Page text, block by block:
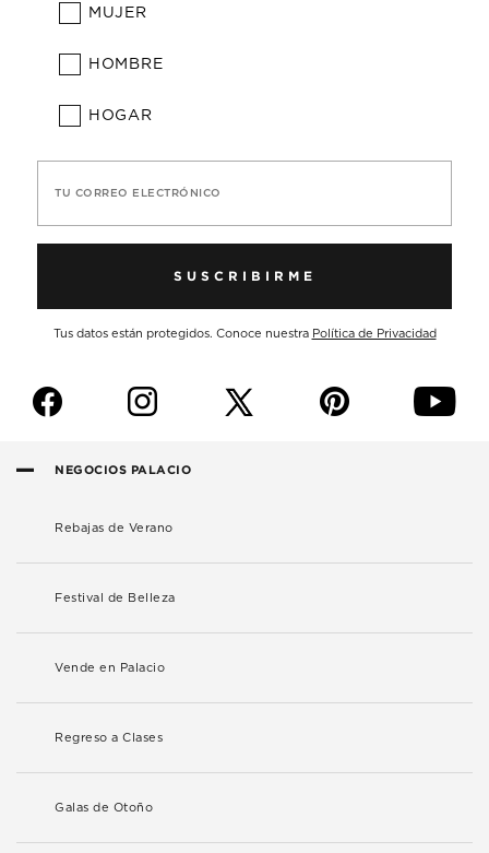
MUJER
HOMBRE
HOGAR
TU CORREO ELECTRÓNICO
SUSCRIBIRME
Tus datos están protegidos. Conoce nuestra Política de Privacidad
f i p y
NEGOCIOS PALACIO
Rebajas de Verano
Festival de Belleza
Vende en Palacio
Regreso a Clases
Galas de Otoño